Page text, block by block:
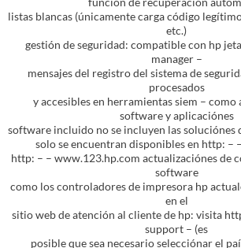
listas blancas (únicamente carga código
etc.)
gestión de seguridad: compatible con hp
manager –
mensajes del registro del sistema de
procesados
y accesibles en herramientas siem – como
software y aplicaciónes
software incluido no se incluyen las soluciónes
solo se encuentran disponibles en http: –
http: – – www.123.hp.com actualizaciónes de
software
como los controladores de impresora hp
en el
sitio web de atención al cliente de hp: visita
support – (es
posible que sea necesario selecciónar el